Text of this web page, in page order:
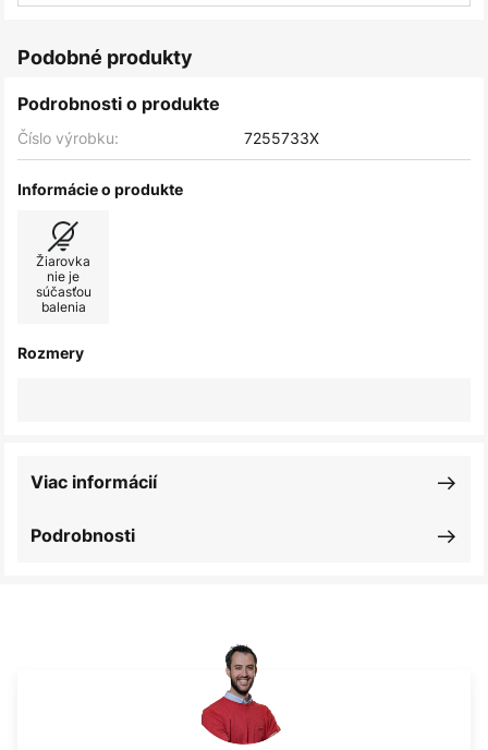
Podobné produkty
Podrobnosti o produkte
Číslo výrobku: 7255733X
Informácie o produkte
Žiarovka
nie je
súčasťou
balenia
Rozmery
Podrobnosti
Viac informácií